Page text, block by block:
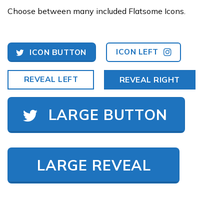
Choose between many included Flatsome Icons.
ICON BUTTON ICON LEFT
REVEAL LEFT REVEAL RIGHT
LARGE BUTTON
LARGE REVEAL